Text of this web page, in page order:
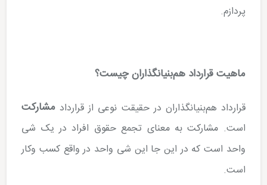
پردازم.
ماهیت قرارداد هم‌بنیان­گذاران چیست؟
قرارداد هم‌بنیانگذاران در حقیقت نوعی از قرارداد مشارکت
است. مشارکت به معنای تجمع حقوق افراد در یک شی
واحد است که در این جا این شی واحد در واقع کسب وکار
است.